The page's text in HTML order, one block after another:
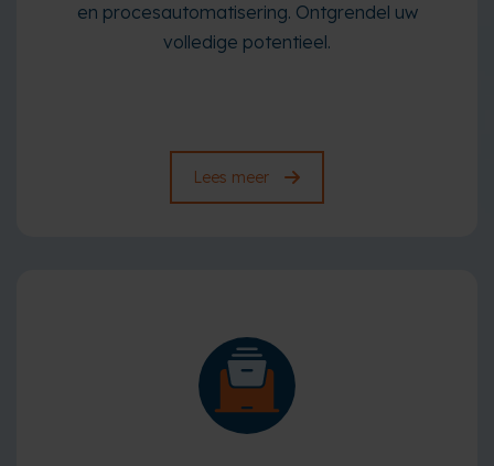
en procesautomatisering. Ontgrendel uw
volledige potentieel.
Lees meer